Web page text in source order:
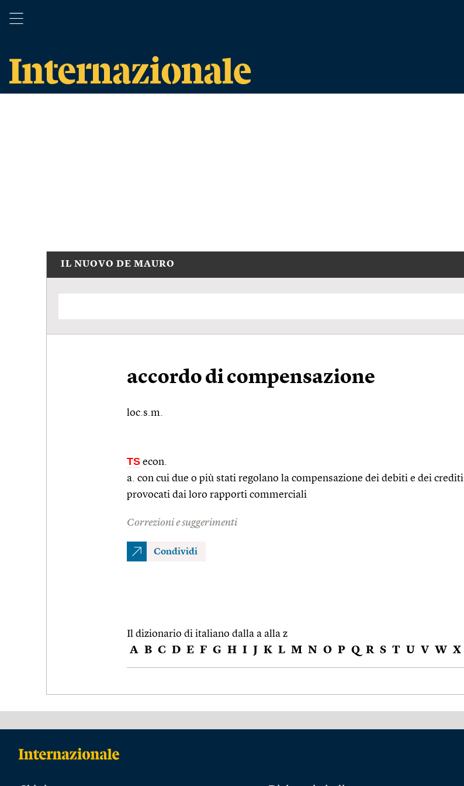
IL NUOVO DE MAURO
accordo di compensazione
loc.s.m.
TS econ.
a. con cui due o più stati regolano la compensazione dei debiti e dei crediti
provocati dai loro rapporti commerciali
Correzioni e suggerimenti
Condividi
Il dizionario di italiano dalla a alla z
A B C D E F G H I J K L M N O P Q R S T U V W X